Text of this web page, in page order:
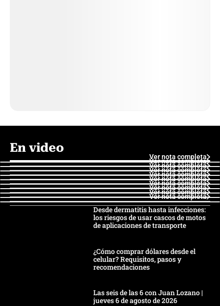
En video
Ver nota completa
Ver nota completa
Ver nota completa
Ver nota completa
Ver nota completa
Ver nota completa
Ver nota completa
Ver nota completa
Ver nota completa
Ver nota completa
Desde dermatitis hasta infecciones:
los riesgos de usar cascos de motos
de aplicaciones de transporte
¿Cómo comprar dólares desde el
celular? Requisitos, pasos y
recomendaciones
Las seis de las 6 con Juan Lozano |
jueves 6 de agosto de 2026